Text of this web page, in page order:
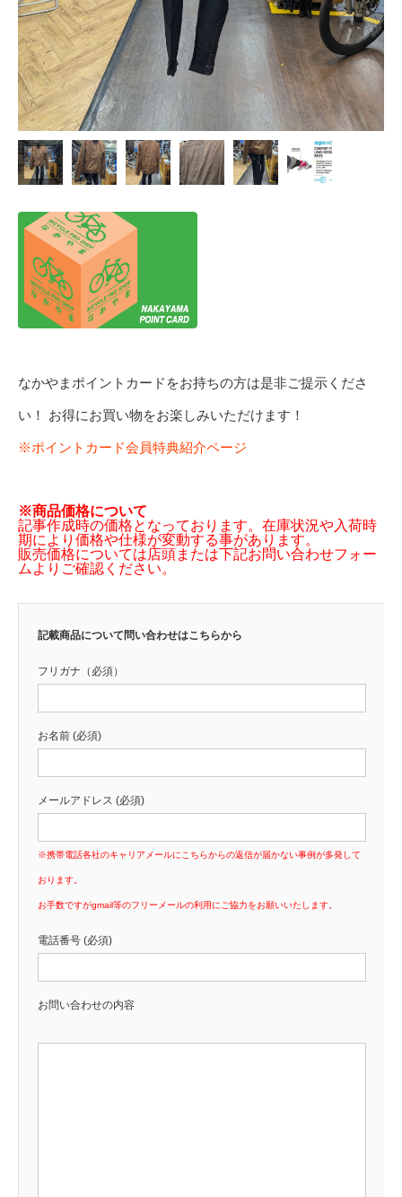
なかやまポイントカードをお持ちの方は是非ご提示くださ
い！ お得にお買い物をお楽しみいただけます！
※ポイントカード会員特典紹介ページ
※商品価格について
記事作成時の価格となっております。在庫状況や入荷時
期により価格や仕様が変動する事があります。
販売価格については店頭または下記お問い合わせフォー
ムよりご確認ください。
記載商品について問い合わせはこちらから
フリガナ（必須）
お名前 (必須)
メールアドレス (必須)
※携帯電話各社のキャリアメールにこちらからの返信が届かない事例が多発して
おります。
お手数ですがgmail等のフリーメールの利用にご協力をお願いいたします。
電話番号 (必須)
お問い合わせの内容